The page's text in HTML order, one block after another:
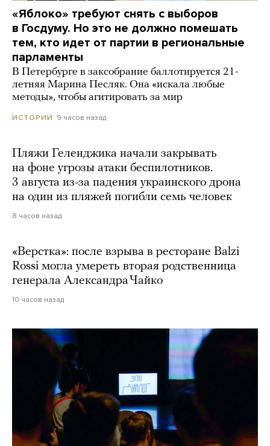
«Яблоко» требуют снять с выборов
в Госдуму. Но это не должно помешать
тем, кто идет от партии в региональные
парламенты
В Петербурге в заксобрание баллотируется 21-
летняя Марина Песляк. Она «искала любые
методы», чтобы агитировать за мир
ИСТОРИИ 9 часов назад
Пляжи Геленджика начали закрывать
на фоне угрозы атаки беспилотников.
3 августа из-за падения украинского дрона
на один из пляжей погибли семь человек
8 часов назад
«Верстка»: после взрыва в ресторане Balzi
Rossi могла умереть вторая родственница
генерала Александра Чайко
10 часов назад